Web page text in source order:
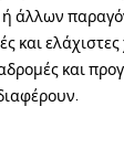
άλλων
και ελάχιστες
και